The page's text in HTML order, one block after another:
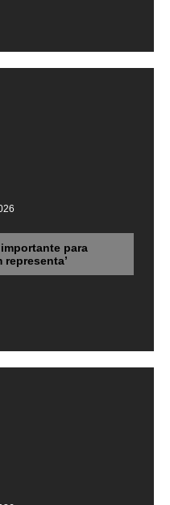
para
representa’